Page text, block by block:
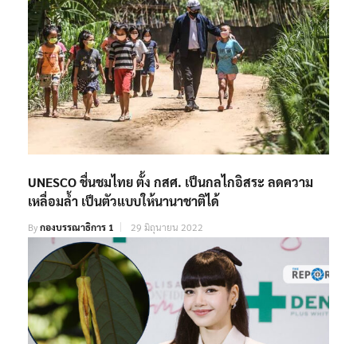
UNESCO ชื่นชมไทย ตั้ง กสศ. เป็นกลไกอิสระ ลดความ
เหลื่อมล้ำ เป็นตัวแบบให้นานาชาติได้
Byกองบรรณาธิการ 1 29 มิถุนายน 2022